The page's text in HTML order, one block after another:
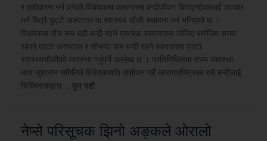
र एकीकरण गर्न बनेको विधेयकमा कारागारमा बन्दीजीवन विताइरहेकालाई उपचार
गर्न भित्रै छुट्टै अस्पताल वा स्वास्थ्य चौकी स्थापना गर्न भनिएको छ ।
विधयेकमा पाँच सय बढी बन्दी रहने प्रत्येक कारागारामा तोकिए बमोजिम शय्या
रहेको एउटा अस्पताल र सोभन्दा कम बन्दी रहने कारागारमा एउटा
स्वास्थ्यचौकीको व्यवस्था गर्नुपर्ने उल्लेख छ । प्रतिनिधिसभा राज्य व्यवस्था
तथा सुशासन समितिले विधेयकमाथि संशोधन गर्दै कारागारभित्रका सबै बन्दीलाई
चिकित्सकद्वारा… पुरा पढौ
नेप्से परिसूचक झिनो अङ्कले ओरालो